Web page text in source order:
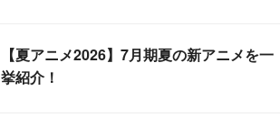
【夏アニメ2026】7月期夏の新アニメを一
挙紹介！